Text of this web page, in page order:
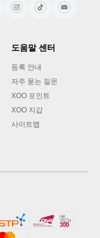
도움말 센터
등록 안내
자주 묻는 질문
XOO 포인트
XOO 지갑
사이트맵